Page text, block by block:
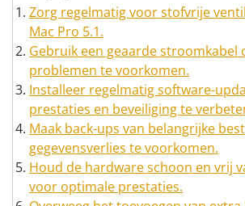
Zorg regelmatig voor stofvrije
Mac Pro 5.1.
Gebruik een geaarde stroomkabel
problemen te voorkomen.
Installeer regelmatig software-
prestaties en beveiliging te
Maak back-ups van belangrijke
gegevensverlies te voorkomen.
Houd de hardware schoon en vrij
voor optimale prestaties.